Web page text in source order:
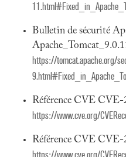
Bulletin de sécurité
https://tomcat.apache.org/
Référence CVE
https://www.cve.org/
Référence CVE